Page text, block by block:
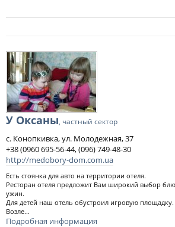
У Оксаны, частный сектор
с. Конопкивка, ул. Молодежная, 37
+38 (0960 695-56-44, (096) 749-48-30
http://medobory-dom.com.ua
Есть стоянка для авто на территории отеля.
Ресторан отеля предложит Вам широкий выбор
ужин.
Для детей наш отель обустроил игровую площадку.
Возле...
Подробная информация